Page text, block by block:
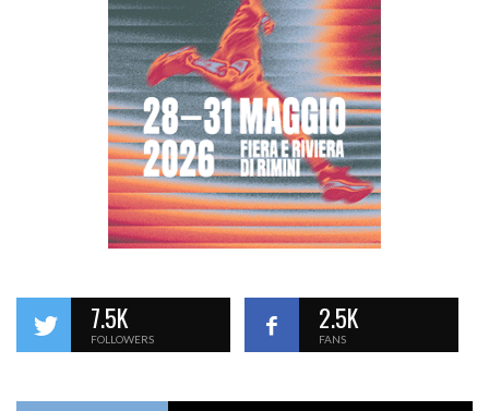
7.5K
FOLLOWERS
2.5K
FANS